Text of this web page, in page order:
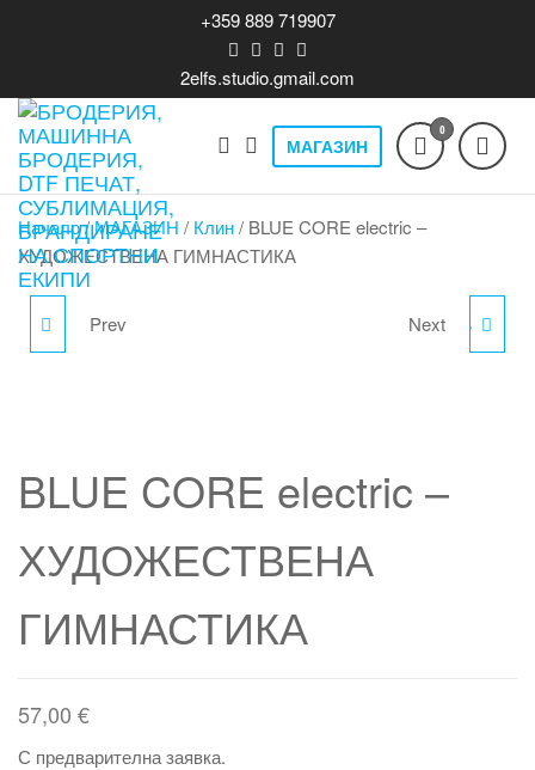
content
+359 889 719907
2elfs.studio.gmail.com
Бродерия,
машинна
бродерия,
DTF печат,
Печат на
DTF T-shirts,
print,
теклама.
МАГАЗИН
0
Начало/МАГАЗИН / Клин/ BLUE CORE electric –
ХУДОЖЕСТВЕНА ГИМНАСТИКА
СТИКЕР 2ELFS - 15Х15
Prev СПОРТЕН КОМПЛЕКТ –
Next
BLUE CORE electric –
ХУДОЖЕСТВЕНА
ГИМНАСТИКА
57,00 €
С предварителна заявка.